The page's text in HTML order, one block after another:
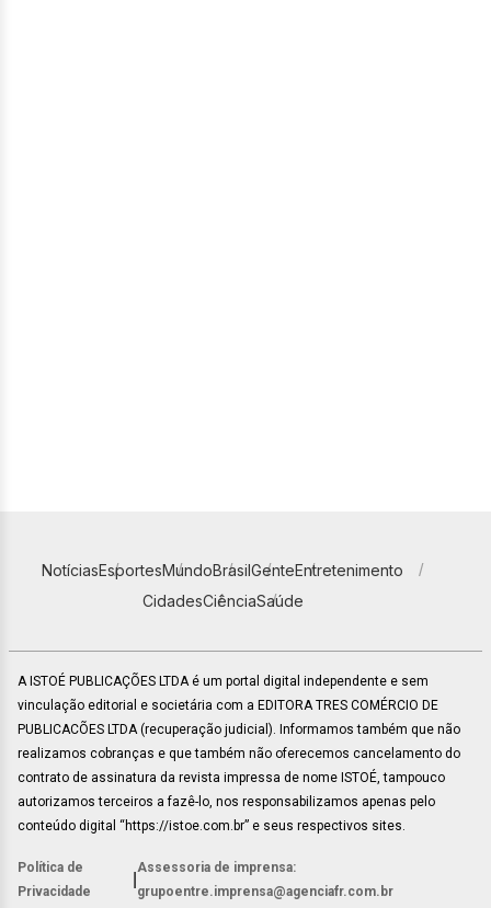
NotíciasEsportesMundoBrasilGenteEntretenimento
CidadesCiênciaSaúde
A ISTOÉ PUBLICAÇÕES LTDA é um portal digital independente e sem
vinculação editorial e societária com a EDITORA TRES COMÉRCIO DE
PUBLICACÕES LTDA (recuperação judicial). Informamos também que não
realizamos cobranças e que também não oferecemos cancelamento do
contrato de assinatura da revista impressa de nome ISTOÉ, tampouco
autorizamos terceiros a fazê-lo, nos responsabilizamos apenas pelo
conteúdo digital “https://istoe.com.br” e seus respectivos sites.
Política de
Privacidade
Assessoria de imprensa:
grupoentre.imprensa@agenciafr.com.br